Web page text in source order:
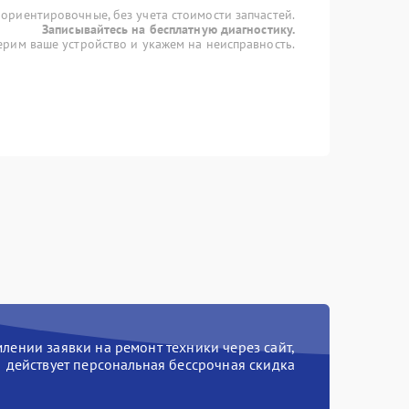
без учета стоимости запчастей.
Записывайтесь на бесплатную диагностику.
ваше устройство и укажем на неисправность.
заявки на ремонт техники через сайт,
действует персональная бессрочная скидка